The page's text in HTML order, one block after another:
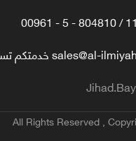
All Rights Reserved ,